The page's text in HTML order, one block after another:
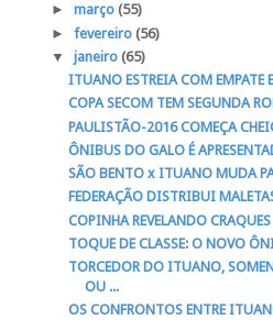
► março (55)
► fevereiro (56)
▼ janeiro (65)
ITUANO ESTREIA COM EMPATE
COPA SECOM TEM SEGUNDA
PAULISTÃO-2016 COMEÇA
ÔNIBUS DO GALO É
SÃO BENTO x ITUANO MUDA
FEDERAÇÃO DISTRIBUI
COPINHA REVELANDO
TOQUE DE CLASSE: O NOVO
TORCEDOR DO ITUANO,
OU ...
OS CONFRONTOS ENTRE